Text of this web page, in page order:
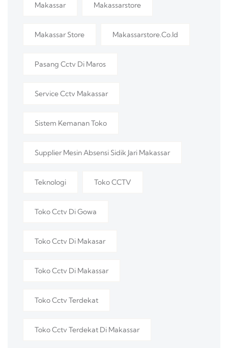
Makassar Makassarstore
Makassar Store Makassarstore.co.id
Pasang Cctv Di Maros
Service Cctv Makassar
Sistem Kemanan Toko
Supplier Mesin Absensi Sidik Jari Makassar
Teknologi Toko CCTV
Toko Cctv Di Gowa
Toko Cctv Di Makasar
Toko Cctv Di Makassar
Toko Cctv Terdekat
Toko Cctv Terdekat Di Makassar